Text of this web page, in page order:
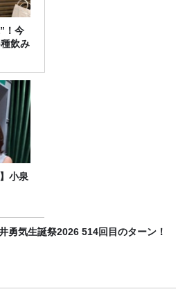
！今
飲み
小泉
勇気生誕祭2026 514回目のターン！